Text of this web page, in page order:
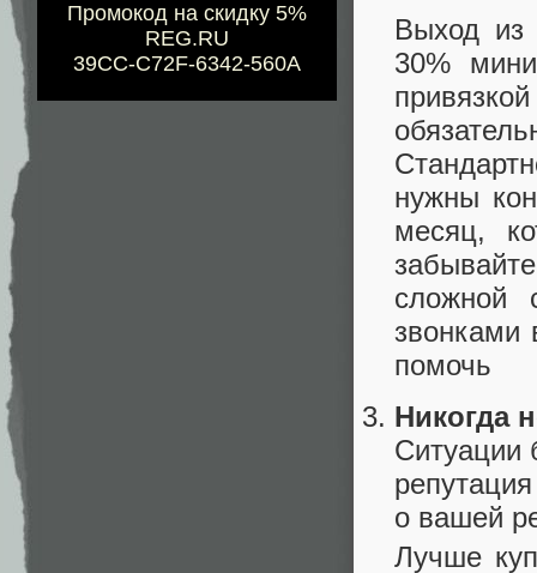
Промокод на скидку 5%
REG.RU
39CC-C72F-6342-560A
Выход из
30%
нужны
месяц,
сложной
звонками
помочь
Никогда
Ситуации
о вашей
Лучше